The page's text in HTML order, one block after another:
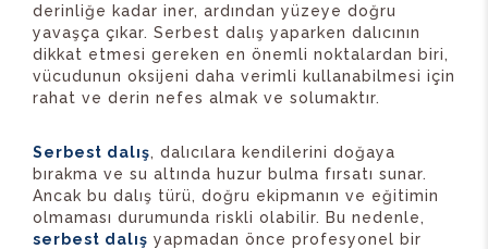
derinliğe kadar iner, ardından yüzeye doğru
yavaşça çıkar. Serbest dalış yaparken dalıcının
dikkat etmesi gereken en önemli noktalardan biri,
vücudunun oksijeni daha verimli kullanabilmesi için
rahat ve derin nefes almak ve solumaktır.
Serbest dalış, dalıcılara kendilerini doğaya
bırakma ve su altında huzur bulma fırsatı sunar.
Ancak bu dalış türü, doğru ekipmanın ve eğitimin
olmaması durumunda riskli olabilir. Bu nedenle,
serbest dalış yapmadan önce profesyonel bir